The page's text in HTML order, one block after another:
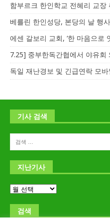
함부르크 한인학교 전혜리 교장
베를린 한인성당, 본당의 날 행
에센 갈보리 교회, ‘한 마음으로
7.25] 중부한독간협에서 야유회
독일 재난경보 및 긴급연락 모
기사 검색
지난기사
검색